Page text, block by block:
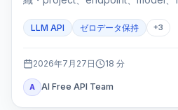
す。
LLM API ゼロデータ保持 +3
2026年7月27日 18 分
A AI Free API Team